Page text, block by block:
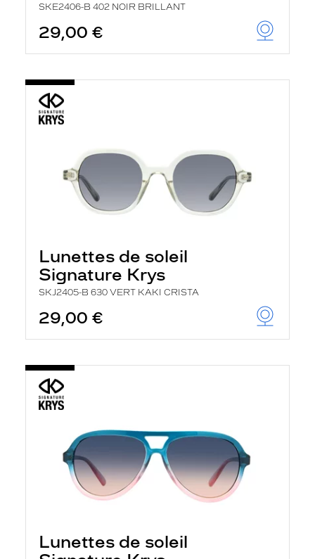
SKE2406-B 402 NOIR BRILLANT
29,00 €
Lunettes de soleil
Signature Krys
SKJ2405-B 630 VERT KAKI CRISTA
29,00 €
Lunettes de soleil